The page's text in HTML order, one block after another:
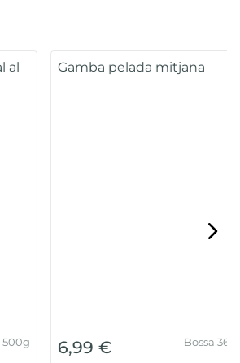
Gamba Austral mitjana
22,99 €
Caja 2kg(40/60